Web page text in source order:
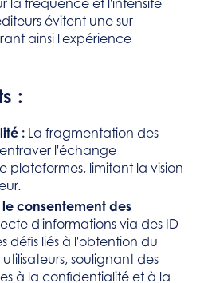
la fréquence et l'intensité
évitent une sur-
ainsi l'expérience
:
: La fragmentation des
l'échange
plateformes, limitant la vision
consentement des
d'informations via des ID
défis liés à l'obtention du
soulignant des
à la confidentialité et à la